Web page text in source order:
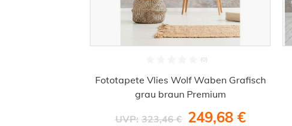
Fototapete Vlies Wolf Waben Grafisch
grau braun Premium
UVP: 323,46 € 249,68 €